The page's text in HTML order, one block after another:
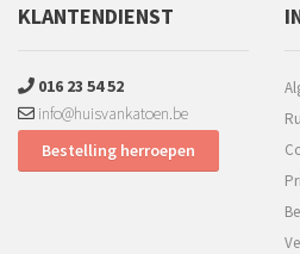
KLANTENDIENST
016 23 54 52
info@huisvankatoen.be
Bestelling herroepen